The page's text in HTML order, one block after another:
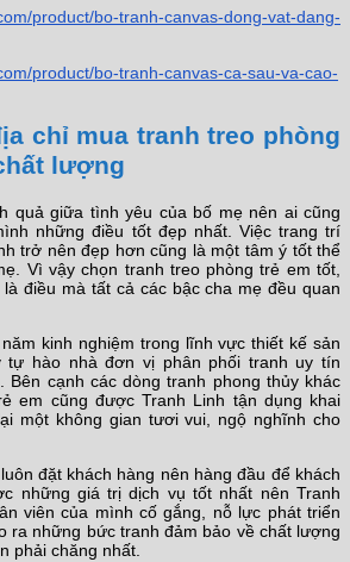
product/bo-tranh-canvas-dong-vat-dang-
product/bo-tranh-canvas-ca-sau-va-cao-
chỉ mua tranh treo phòng
lượng
quả giữa tình yêu của bố mẹ nên ai cũng
những điều tốt đẹp nhất. Việc trang trí
trở nên đẹp hơn cũng là một tâm ý tốt thể
Vì vậy chọn tranh treo phòng trẻ em tốt,
điều mà tất cả các bậc cha mẹ đều quan
kinh nghiệm trong lĩnh vực thiết kế sản
tự hào nhà đơn vị phân phối tranh uy tín
Bên cạnh các dòng tranh phong thủy khác
em cũng được Tranh Linh tận dụng khai
một không gian tươi vui, ngộ nghĩnh cho
đặt khách hàng nên hàng đầu để khách
những giá trị dịch vụ tốt nhất nên Tranh
viên của mình cố gắng, nỗ lực phát triển
ra những bức tranh đảm bảo về chất lượng
phải chăng nhất.